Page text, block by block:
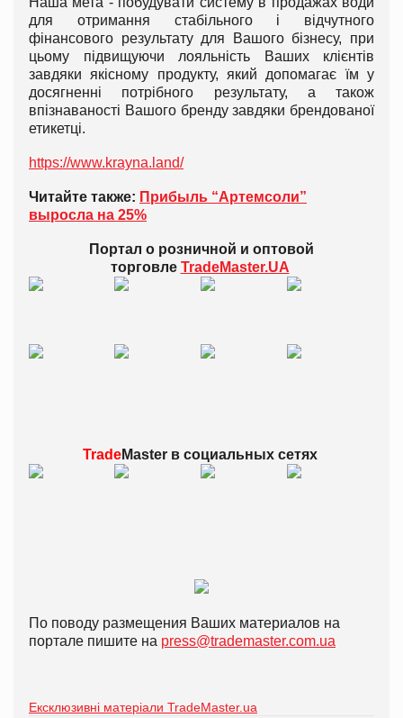
для отримання стабільного і відчутного
фінансового результату для Вашого бізнесу, при
цьому підвищуючи лояльність Ваших клієнтів
завдяки якісному продукту, який допомагає їм у
досягненні потрібного результату, а також
впізнаваності Вашого бренду завдяки брендованої
етикетці.
https://www.krayna.land/
Читайте также: Прибыль “Артемсоли”
выросла на 25%
Портал о розничной и оптовой
торговле TradeMaster.UA
TradeMaster всоциальных сетях
По поводу размещения Ваших материалов на
портале пишите на press@trademaster.com.ua
Ексклюзивні матеріали TradeMaster.ua